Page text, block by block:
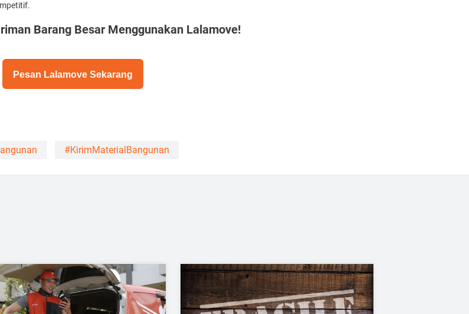
Barang Besar Menggunakan Lalamove!
Pesan Lalamove Sekarang
#KirimMaterialBangunan